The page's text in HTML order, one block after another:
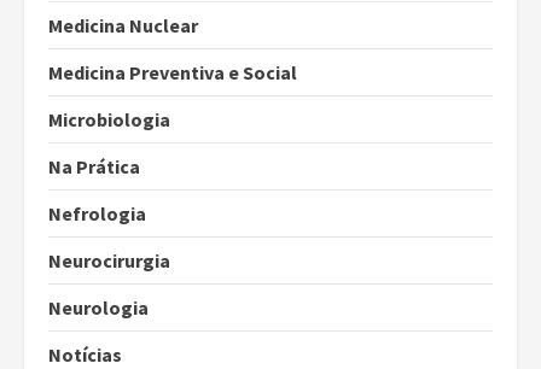
Medicina Nuclear
Medicina Preventiva e Social
Microbiologia
Na Prática
Nefrologia
Neurocirurgia
Neurologia
Notícias